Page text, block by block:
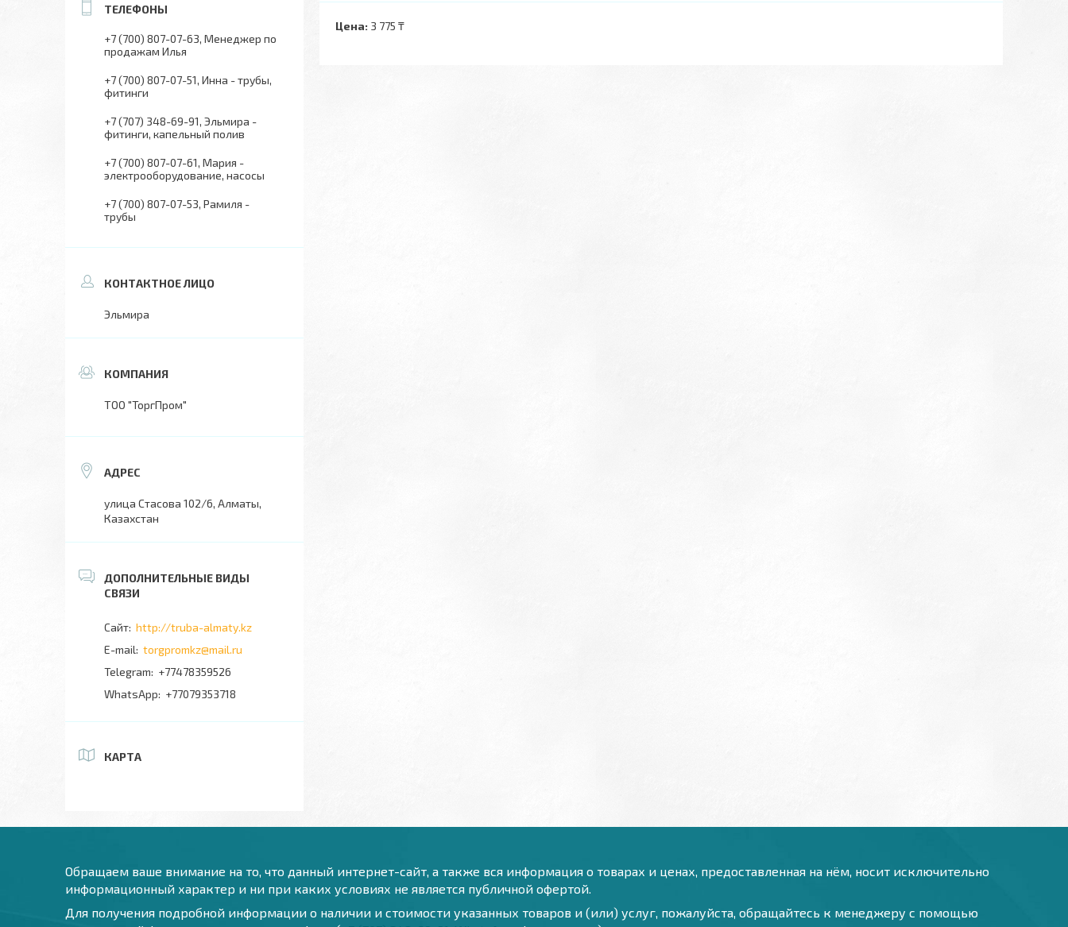
Цена: 3 775 ₸
+7 (700) 807-07-63 Менеджер по
продажам Илья
+7 (700) 807-07-51 Инна - трубы,
фитинги
+7 (707) 348-69-91 Эльмира -
фитинги, капельный полив
+7 (700) 807-07-61 Мария -
электрооборудование, насосы
+7 (700) 807-07-53 Рамиля -
трубы
Эльмира
ТОО "ТоргПром"
улица Стасова 102/6, Алматы,
Казахстан
http://truba-almaty.kz
torgpromkz@mail.ru
+77478359526
+77079353718
КАРТА
Обращаем ваше внимание на то, что данный интернет-сайт, а также вся информация о товарах и ценах, предоставленная на нём, носит исключительно
информационный характер и ни при каких условиях не является публичной офертой.
Для получения подробной информации о наличии и стоимости указанных товаров и (или) услуг, пожалуйста, обращайтесь к менеджеру с помощью